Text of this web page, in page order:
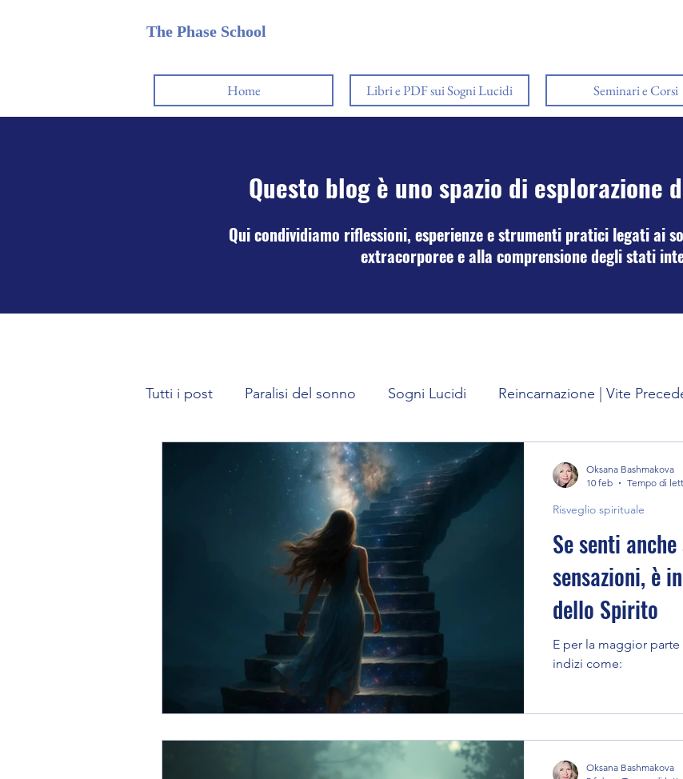
The Phase School
Home Libri e PDF sui Sogni Lucidi Seminari e Corsi
Questo blog è uno spazio di esplorazione
Qui condividiamo riflessioni, esperienze e strumenti pratici legati ai
extracorporee e alla comprensione degli stati
Tutti i post Paralisi del sonno Sogni Lucidi Reincarnazione | Vite
Karma | La Legge di Causa-Effetto Viaggi Astrali
Come gestire lo spazio dei sogni Esperienza di pre-morte | NDE
Il potere del subconscio Corpo onirico Personaggi dei sogni
risveglio spirituale Risveglio spirituale Esperienze Extracorporee
Ricerca sulle esperienze extracorpo I benefici delle esperienze extrac
Se senti
sensazioni, è
dello Spirito
E per la maggior
indizi come:
Risveglio spirituale
Oksana Bashmakova
10 feb
Tempo di
Oksana Bashmakova